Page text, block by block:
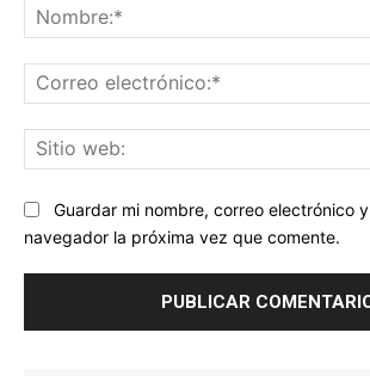
Guardar mi nombre, correo electrónico
navegador la próxima vez que comente.